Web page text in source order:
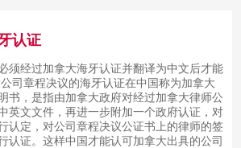
认证
须经过加拿大海牙认证并翻译为中文后才能
司章程决议的海牙认证在中国称为加拿大
书，是指由加拿大政府对经过加拿大律师公
英文文件，再进一步附加一个政府认证，对
认定，对公司章程决议公证书上的律师的签
认证。这样中国才能认可加拿大出具的公司